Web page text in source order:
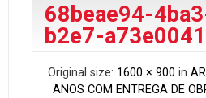
68beae94-
b2e7-
Original size: 1600 × 900 in
ANOS COM ENTREGA DE